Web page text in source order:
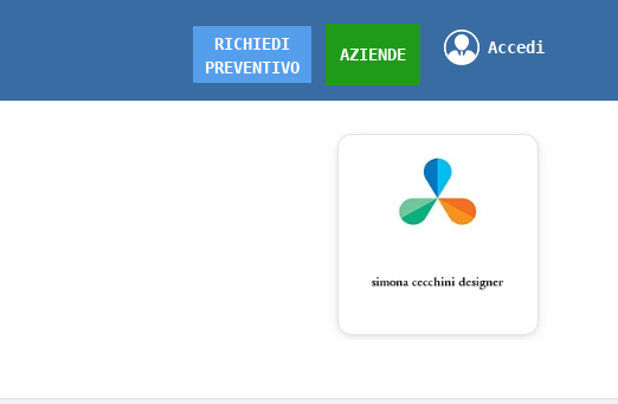
Accedi
AZIENDE
RICHIEDI
PREVENTIVO